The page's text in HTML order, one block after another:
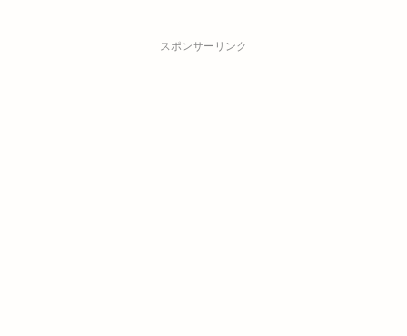
スポンサーリンク